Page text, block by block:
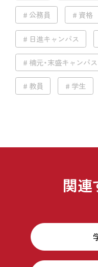
公務員 資格
日進キャンパス
楠元・末盛キャンパス
教員 学生
関連